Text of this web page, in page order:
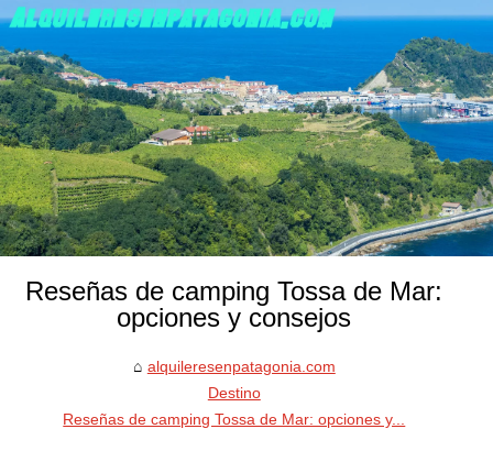
Reseñas de camping Tossa de Mar:
opciones y consejos
alquileresenpatagonia.com
Destino
Reseñas de camping Tossa de Mar: opciones y...